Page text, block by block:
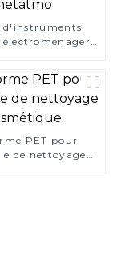
moule pour
et netatmo
PET pour
de nettoyage